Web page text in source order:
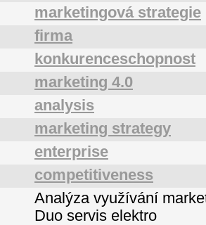
marketingová strategie
firma
konkurenceschopnost
marketing 4.0
analysis
marketing strategy
enterprise
competitiveness
Analýza využívání
Duo servis elektro